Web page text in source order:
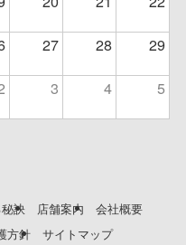
27 28
29
3 4 5
訣 店舗案内
会社概要
方針 サイトマップ